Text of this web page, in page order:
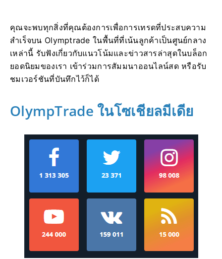
คุณจะพบทุกสิ่งที่คุณต้องการเพื่อการเทรดที่ประสบความ
สำเร็จบน Olymptrade ในพื้นที่ที่เน้นลูกค้าเป็นศูนย์กลาง
เหล่านี้ รับฟังเกี่ยวกับแนวโน้มและข่าวสารล่าสุดในบล็อก
ยอดนิยมของเรา เข้าร่วมการสัมมนาออนไลน์สด หรือรับ
ชมเวอร์ชันที่บันทึกไว้ก็ได้
OlympTrade ในโซเชียลมีเดีย